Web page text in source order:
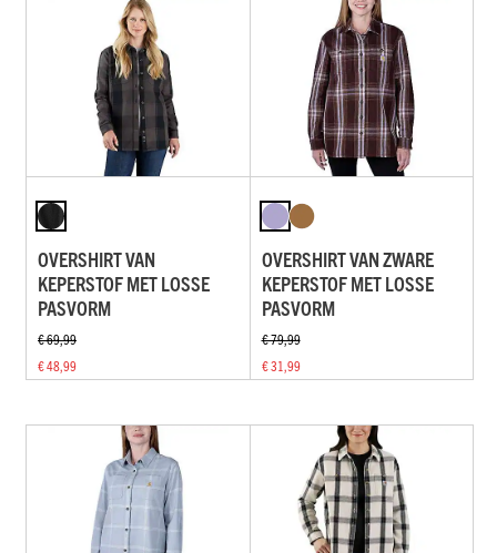
OVERSHIRT VAN
KEPERSTOF MET LOSSE
PASVORM
€ 69,99
€ 48,99
OVERSHIRT VAN ZWARE
KEPERSTOF MET LOSSE
PASVORM
€ 79,99
€ 31,99